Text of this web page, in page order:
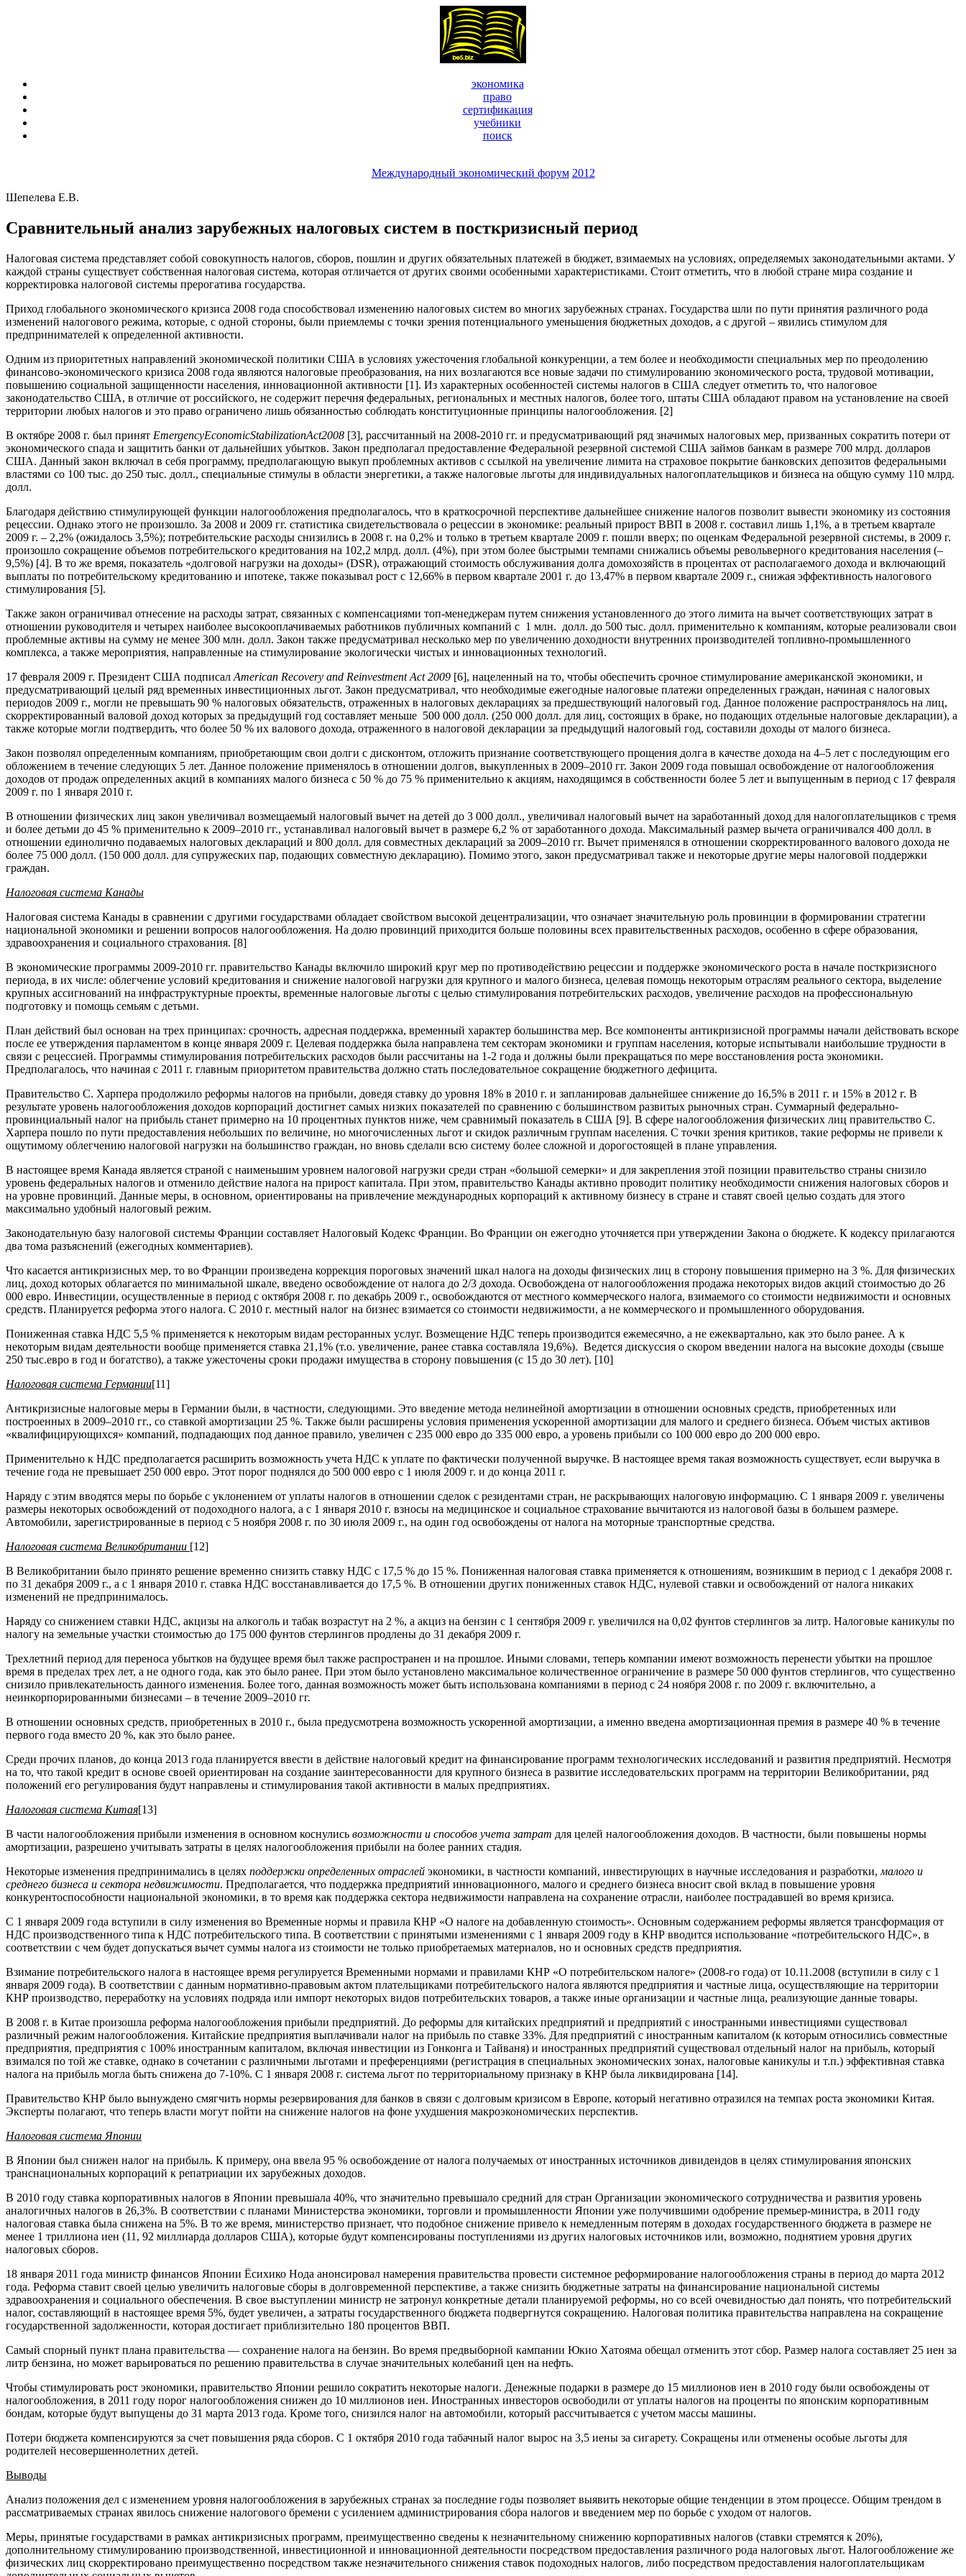
экономика
право
сертификация
учебники
поиск
Международный экономический форум 2012
Шепелева Е.В.
Сравнительный анализ зарубежных налоговых систем в посткризисный период
Налоговая система представляет собой совокупность налогов, сборов, пошлин и других обязательных платежей в бюджет, взимаемых на условиях, определяемых законодательными актами. У
каждой страны существует собственная налоговая система, которая отличается от других своими особенными характеристиками. Стоит отметить, что в любой стране мира создание и
корректировка налоговой системы прерогатива государства.
Приход глобального экономического кризиса 2008 года способствовал изменению налоговых систем во многих зарубежных странах. Государства шли по пути принятия различного рода
изменений налогового режима, которые, с одной стороны, были приемлемы с точки зрения потенциального уменьшения бюджетных доходов, а с другой – явились стимулом для
предпринимателей к определенной активности.
Одним из приоритетных направлений экономической политики США в условиях ужесточения глобальной конкуренции, а тем более и необходимости специальных мер по преодолению
финансово-экономического кризиса 2008 года являются налоговые преобразования, на них возлагаются все новые задачи по стимулированию экономического роста, трудовой мотивации,
повышению социальной защищенности населения, инновационной активности [1]. Из характерных особенностей системы налогов в США следует отметить то, что налоговое
законодательство США, в отличие от российского, не содержит перечня федеральных, региональных и местных налогов, более того, штаты США обладают правом на установление на своей
территории любых налогов и это право ограничено лишь обязанностью соблюдать конституционные принципы налогообложения. [2]
В октябре 2008 г. был принят EmergencyEconomicStabilizationAct2008 [3], рассчитанный на 2008-2010 гг. и предусматривающий ряд значимых налоговых мер, призванных сократить потери от
экономического спада и защитить банки от дальнейших убытков. Закон предполагал предоставление Федеральной резервной системой США займов банкам в размере 700 млрд. долларов
США. Данный закон включал в себя программу, предполагающую выкуп проблемных активов с ссылкой на увеличение лимита на страховое покрытие банковских депозитов федеральными
властями со 100 тыс. до 250 тыс. долл., специальные стимулы в области энергетики, а также налоговые льготы для индивидуальных налогоплательщиков и бизнеса на общую сумму 110 млрд.
долл.
Благодаря действию стимулирующей функции налогообложения предполагалось, что в краткосрочной перспективе дальнейшее снижение налогов позволит вывести экономику из состояния
рецессии. Однако этого не произошло. За 2008 и 2009 гг. статистика свидетельствовала о рецессии в экономике: реальный прирост ВВП в 2008 г. составил лишь 1,1%, а в третьем квартале
2009 г. – 2,2% (ожидалось 3,5%); потребительские расходы снизились в 2008 г. на 0,2% и только в третьем квартале 2009 г. пошли вверх; по оценкам Федеральной резервной системы, в 2009 г.
произошло сокращение объемов потребительского кредитования на 102,2 млрд. долл. (4%), при этом более быстрыми темпами снижались объемы револьверного кредитования населения (–
9,5%) [4]. В то же время, показатель «долговой нагрузки на доходы» (DSR), отражающий стоимость обслуживания долга домохозяйств в процентах от располагаемого дохода и включающий
выплаты по потребительскому кредитованию и ипотеке, также показывал рост с 12,66% в первом квартале 2001 г. до 13,47% в первом квартале 2009 г., снижая эффективность налогового
стимулирования [5].
Также закон ограничивал отнесение на расходы затрат, связанных с компенсациями топ-менеджерам путем снижения установленного до этого лимита на вычет соответствующих затрат в
отношении руководителя и четырех наиболее высокооплачиваемых работников публичных компаний с 1 млн. долл. до 500 тыс. долл. применительно к компаниям, которые реализовали свои
проблемные активы на сумму не менее 300 млн. долл. Закон также предусматривал несколько мер по увеличению доходности внутренних производителей топливно-промышленного
комплекса, а также мероприятия, направленные на стимулирование экологически чистых и инновационных технологий.
17 февраля 2009 г. Президент США подписал American Recovery and Reinvestment Act 2009 [6], нацеленный на то, чтобы обеспечить срочное стимулирование американской экономики, и
предусматривающий целый ряд временных инвестиционных льгот. Закон предусматривал, что необходимые ежегодные налоговые платежи определенных граждан, начиная с налоговых
периодов 2009 г., могли не превышать 90 % налоговых обязательств, отраженных в налоговых декларациях за предшествующий налоговый год. Данное положение распространялось на лиц,
скорректированный валовой доход которых за предыдущий год составляет меньше 500 000 долл. (250 000 долл. для лиц, состоящих в браке, но подающих отдельные налоговые декларации), а
также которые могли подтвердить, что более 50 % их валового дохода, отраженного в налоговой декларации за предыдущий налоговый год, составили доходы от малого бизнеса.
Закон позволял определенным компаниям, приобретающим свои долги с дисконтом, отложить признание соответствующего прощения долга в качестве дохода на 4–5 лет с последующим его
обложением в течение следующих 5 лет. Данное положение применялось в отношении долгов, выкупленных в 2009–2010 гг. Закон 2009 года повышал освобождение от налогообложения
доходов от продаж определенных акций в компаниях малого бизнеса с 50 % до 75 % применительно к акциям, находящимся в собственности более 5 лет и выпущенным в период с 17 февраля
2009 г. по 1 января 2010 г.
В отношении физических лиц закон увеличивал возмещаемый налоговый вычет на детей до 3 000 долл., увеличивал налоговый вычет на заработанный доход для налогоплательщиков с тремя
и более детьми до 45 % применительно к 2009–2010 гг., устанавливал налоговый вычет в размере 6,2 % от заработанного дохода. Максимальный размер вычета ограничивался 400 долл. в
отношении единолично подаваемых налоговых деклараций и 800 долл. для совместных деклараций за 2009–2010 гг. Вычет применялся в отношении скорректированного валового дохода не
более 75 000 долл. (150 000 долл. для супружеских пар, подающих совместную декларацию). Помимо этого, закон предусматривал также и некоторые другие меры налоговой поддержки
граждан.
Налоговая система Канады
Налоговая система Канады в сравнении с другими государствами обладает свойством высокой децентрализации, что означает значительную роль провинции в формировании стратегии
национальной экономики и решении вопросов налогообложения. На долю провинций приходится больше половины всех правительственных расходов, особенно в сфере образования,
здравоохранения и социального страхования. [8]
В экономические программы 2009-2010 гг. правительство Канады включило широкий круг мер по противодействию рецессии и поддержке экономического роста в начале посткризисного
периода, в их числе: облегчение условий кредитования и снижение налоговой нагрузки для крупного и малого бизнеса, целевая помощь некоторым отраслям реального сектора, выделение
крупных ассигнований на инфраструктурные проекты, временные налоговые льготы с целью стимулирования потребительских расходов, увеличение расходов на профессиональную
подготовку и помощь семьям с детьми.
План действий был основан на трех принципах: срочность, адресная поддержка, временный характер большинства мер. Все компоненты антикризисной программы начали действовать вскоре
после ее утверждения парламентом в конце января 2009 г. Целевая поддержка была направлена тем секторам экономики и группам населения, которые испытывали наибольшие трудности в
связи с рецессией. Программы стимулирования потребительских расходов были рассчитаны на 1-2 года и должны были прекращаться по мере восстановления роста экономики.
Предполагалось, что начиная с 2011 г. главным приоритетом правительства должно стать последовательное сокращение бюджетного дефицита.
Правительство С. Харпера продолжило реформы налогов на прибыли, доведя ставку до уровня 18% в 2010 г. и запланировав дальнейшее снижение до 16,5% в 2011 г. и 15% в 2012 г. В
результате уровень налогообложения доходов корпораций достигнет самых низких показателей по сравнению с большинством развитых рыночных стран. Суммарный федерально-
провинциальный налог на прибыль станет примерно на 10 процентных пунктов ниже, чем сравнимый показатель в США [9]. В сфере налогообложения физических лиц правительство С.
Харпера пошло по пути предоставления небольших по величине, но многочисленных льгот и скидок различным группам населения. С точки зрения критиков, такие реформы не привели к
ощутимому облегчению налоговой нагрузки на большинство граждан, но вновь сделали всю систему более сложной и дорогостоящей в плане управления.
В настоящее время Канада является страной с наименьшим уровнем налоговой нагрузки среди стран «большой семерки» и для закрепления этой позиции правительство страны снизило
уровень федеральных налогов и отменило действие налога на прирост капитала. При этом, правительство Канады активно проводит политику необходимости снижения налоговых сборов и
на уровне провинций. Данные меры, в основном, ориентированы на привлечение международных корпораций к активному бизнесу в стране и ставят своей целью создать для этого
максимально удобный налоговый режим.
Законодательную базу налоговой системы Франции составляет Налоговый Кодекс Франции. Во Франции он ежегодно уточняется при утверждении Закона о бюджете. К кодексу прилагаются
два тома разъяснений (ежегодных комментариев).
Что касается антикризисных мер, то во Франции произведена коррекция пороговых значений шкал налога на доходы физических лиц в сторону повышения примерно на 3 %. Для физических
лиц, доход которых облагается по минимальной шкале, введено освобождение от налога до 2/3 дохода. Освобождена от налогообложения продажа некоторых видов акций стоимостью до 26
000 евро. Инвестиции, осуществленные в период с октября 2008 г. по декабрь 2009 г., освобождаются от местного коммерческого налога, взимаемого со стоимости недвижимости и основных
средств. Планируется реформа этого налога. С 2010 г. местный налог на бизнес взимается со стоимости недвижимости, а не коммерческого и промышленного оборудования.
Пониженная ставка НДС 5,5 % применяется к некоторым видам ресторанных услуг. Возмещение НДС теперь производится ежемесячно, а не ежеквартально, как это было ранее. А к
некоторым видам деятельности вообще применяется ставка 21,1% (т.о. увеличение, ранее ставка составляла 19,6%). Ведется дискуссия о скором введении налога на высокие доходы (свыше
250 тыс.евро в год и богатство), а также ужесточены сроки продажи имущества в сторону повышения (с 15 до 30 лет). [10]
Налоговая система Германии[11]
Антикризисные налоговые меры в Германии были, в частности, следующими. Это введение метода нелинейной амортизации в отношении основных средств, приобретенных или
построенных в 2009–2010 гг., со ставкой амортизации 25 %. Также были расширены условия применения ускоренной амортизации для малого и среднего бизнеса. Объем чистых активов
«квалифицирующихся» компаний, подпадающих под данное правило, увеличен с 235 000 евро до 335 000 евро, а уровень прибыли со 100 000 евро до 200 000 евро.
Применительно к НДС предполагается расширить возможность учета НДС к уплате по фактически полученной выручке. В настоящее время такая возможность существует, если выручка в
течение года не превышает 250 000 евро. Этот порог поднялся до 500 000 евро с 1 июля 2009 г. и до конца 2011 г.
Наряду с этим вводятся меры по борьбе с уклонением от уплаты налогов в отношении сделок с резидентами стран, не раскрывающих налоговую информацию. С 1 января 2009 г. увеличены
размеры некоторых освобождений от подоходного налога, а с 1 января 2010 г. взносы на медицинское и социальное страхование вычитаются из налоговой базы в большем размере.
Автомобили, зарегистрированные в период с 5 ноября 2008 г. по 30 июля 2009 г., на один год освобождены от налога на моторные транспортные средства.
Налоговая система Великобритании [12]
В Великобритании было принято решение временно снизить ставку НДС с 17,5 % до 15 %. Пониженная налоговая ставка применяется к отношениям, возникшим в период с 1 декабря 2008 г.
по 31 декабря 2009 г., а с 1 января 2010 г. ставка НДС восстанавливается до 17,5 %. В отношении других пониженных ставок НДС, нулевой ставки и освобождений от налога никаких
изменений не предпринималось.
Наряду со снижением ставки НДС, акцизы на алкоголь и табак возрастут на 2 %, а акциз на бензин с 1 сентября 2009 г. увеличился на 0,02 фунтов стерлингов за литр. Налоговые каникулы по
налогу на земельные участки стоимостью до 175 000 фунтов стерлингов продлены до 31 декабря 2009 г.
Трехлетний период для переноса убытков на будущее время был также распространен и на прошлое. Иными словами, теперь компании имеют возможность перенести убытки на прошлое
время в пределах трех лет, а не одного года, как это было ранее. При этом было установлено максимальное количественное ограничение в размере 50 000 фунтов стерлингов, что существенно
снизило привлекательность данного изменения. Более того, данная возможность может быть использована компаниями в период с 24 ноября 2008 г. по 2009 г. включительно, а
неинкорпорированными бизнесами – в течение 2009–2010 гг.
В отношении основных средств, приобретенных в 2010 г., была предусмотрена возможность ускоренной амортизации, а именно введена амортизационная премия в размере 40 % в течение
первого года вместо 20 %, как это было ранее.
Среди прочих планов, до конца 2013 года планируется ввести в действие налоговый кредит на финансирование программ технологических исследований и развития предприятий. Несмотря
на то, что такой кредит в основе своей ориентирован на создание заинтересованности для крупного бизнеса в развитие исследовательских программ на территории Великобритании, ряд
положений его регулирования будут направлены и стимулирования такой активности в малых предприятиях.
Налоговая система Китая[13]
В части налогообложения прибыли изменения в основном коснулись возможности и способов учета затрат для целей налогообложения доходов. В частности, были повышены нормы
амортизации, разрешено учитывать затраты в целях налогообложения прибыли на более ранних стадия.
Некоторые изменения предпринимались в целях поддержки определенных отраслей экономики, в частности компаний, инвестирующих в научные исследования и разработки, малого и
среднего бизнеса и сектора недвижимости. Предполагается, что поддержка предприятий инновационного, малого и среднего бизнеса вносит свой вклад в повышение уровня
конкурентоспособности национальной экономики, в то время как поддержка сектора недвижимости направлена на сохранение отрасли, наиболее пострадавшей во время кризиса.
С 1 января 2009 года вступили в силу изменения во Временные нормы и правила КНР «О налоге на добавленную стоимость». Основным содержанием реформы является трансформация от
НДС производственного типа к НДС потребительского типа. В соответствии с принятыми изменениями с 1 января 2009 году в КНР вводится использование «потребительского НДС», в
соответствии с чем будет допускаться вычет суммы налога из стоимости не только приобретаемых материалов, но и основных средств предприятия.
Взимание потребительского налога в настоящее время регулируется Временными нормами и правилами КНР «О потребительском налоге» (2008-го года) от 10.11.2008 (вступили в силу с 1
января 2009 года). В соответствии с данным нормативно-правовым актом плательщиками потребительского налога являются предприятия и частные лица, осуществляющие на территории
КНР производство, переработку на условиях подряда или импорт некоторых видов потребительских товаров, а также иные организации и частные лица, реализующие данные товары.
В 2008 г. в Китае произошла реформа налогообложения прибыли предприятий. До реформы для китайских предприятий и предприятий с иностранными инвестициями существовал
различный режим налогообложения. Китайские предприятия выплачивали налог на прибыль по ставке 33%. Для предприятий с иностранным капиталом (к которым относились совместные
предприятия, предприятия с 100% иностранным капиталом, включая инвестиции из Гонконга и Тайваня) и иностранных предприятий существовал отдельный налог на прибыль, который
взимался по той же ставке, однако в сочетании с различными льготами и преференциями (регистрация в специальных экономических зонах, налоговые каникулы и т.п.) эффективная ставка
налога на прибыль могла быть снижена до 7-10%. С 1 января 2008 г. система льгот по территориальному признаку в КНР была ликвидирована [14].
Правительство КНР было вынуждено смягчить нормы резервирования для банков в связи с долговым кризисом в Европе, который негативно отразился на темпах роста экономики Китая.
Эксперты полагают, что теперь власти могут пойти на снижение налогов на фоне ухудшения макроэкономических перспектив.
Налоговая система Японии
В Японии был снижен налог на прибыль. К примеру, она ввела 95 % освобождение от налога получаемых от иностранных источников дивидендов в целях стимулирования японских
транснациональных корпораций к репатриации их зарубежных доходов.
В 2010 году ставка корпоративных налогов в Японии превышала 40%, что значительно превышало средний для стран Организации экономического сотрудничества и развития уровень
аналогичных налогов в 26,3%. В соответствии с планами Министерства экономики, торговли и промышленности Японии уже получившими одобрение премьер-министра, в 2011 году
налоговая ставка была снижена на 5%. В то же время, министерство признает, что подобное снижение привело к немедленным потерям в доходах государственного бюджета в размере не
менее 1 триллиона иен (11, 92 миллиарда долларов США), которые будут компенсированы поступлениями из других налоговых источников или, возможно, поднятием уровня других
налоговых сборов.
18 января 2011 года министр финансов Японии Ёсихико Нода анонсировал намерения правительства провести системное реформирование налогообложения страны в период до марта 2012
года. Реформа ставит своей целью увеличить налоговые сборы в долговременной перспективе, а также снизить бюджетные затраты на финансирование национальной системы
здравоохранения и социального обеспечения. В свое выступлении министр не затронул конкретные детали планируемой реформы, но со всей очевидностью дал понять, что потребительский
налог, составляющий в настоящее время 5%, будет увеличен, а затраты государственного бюджета подвергнутся сокращению. Налоговая политика правительства направлена на сокращение
государственной задолженности, которая достигает приблизительно 180 процентов ВВП.
Самый спорный пункт плана правительства — сохранение налога на бензин. Во время предвыборной кампании Юкио Хатояма обещал отменить этот сбор. Размер налога составляет 25 иен за
литр бензина, но может варьироваться по решению правительства в случае значительных колебаний цен на нефть.
Чтобы стимулировать рост экономики, правительство Японии решило сократить некоторые налоги. Денежные подарки в размере до 15 миллионов иен в 2010 году были освобождены от
налогообложения, в 2011 году порог налогообложения снижен до 10 миллионов иен. Иностранных инвесторов освободили от уплаты налогов на проценты по японским корпоративным
бондам, которые будут выпущены до 31 марта 2013 года. Кроме того, снизился налог на автомобили, который рассчитывается с учетом массы машины.
Потери бюджета компенсируются за счет повышения ряда сборов. С 1 октября 2010 года табачный налог вырос на 3,5 иены за сигарету. Сокращены или отменены особые льготы для
родителей несовершеннолетних детей.
Выводы
Анализ положения дел с изменением уровня налогообложения в зарубежных странах за последние годы позволяет выявить некоторые общие тенденции в этом процессе. Общим трендом в
рассматриваемых странах явилось снижение налогового бремени с усилением администрирования сбора налогов и введением мер по борьбе с уходом от налогов.
Меры, принятые государствами в рамках антикризисных программ, преимущественно сведены к незначительному снижению корпоративных налогов (ставки стремятся к 20%),
дополнительному стимулированию производственной, инвестиционной и инновационной деятельности посредством предоставления различного рода налоговых льгот. Налогообложение же
физических лиц скорректировано преимущественно посредством также незначительного снижения ставок подоходных налогов, либо посредством предоставления налогоплательщикам